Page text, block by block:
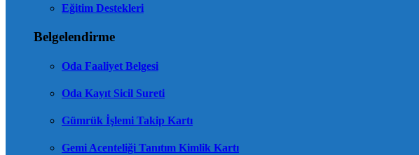
Eğitim Destekleri
Belgelendirme
Oda Faaliyet Belgesi
Oda Kayıt Sicil Sureti
Gümrük İşlemi Takip Kartı
Gemi Acenteliği Tanıtım Kimlik Kartı